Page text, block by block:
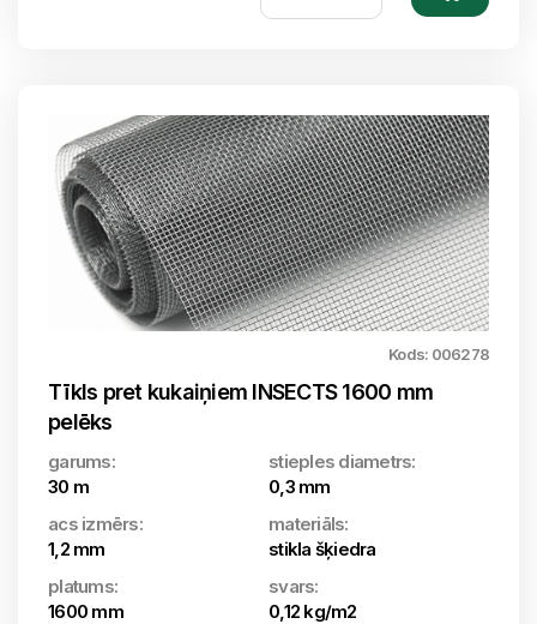
Kods: 006278
Tīkls pret kukaiņiem INSECTS 1600 mm
pelēks
garums:
30 m
stieples diametrs:
0,3 mm
acs izmērs:
1,2 mm
materiāls:
stikla šķiedra
platums:
1600 mm
svars:
0,12 kg/m2